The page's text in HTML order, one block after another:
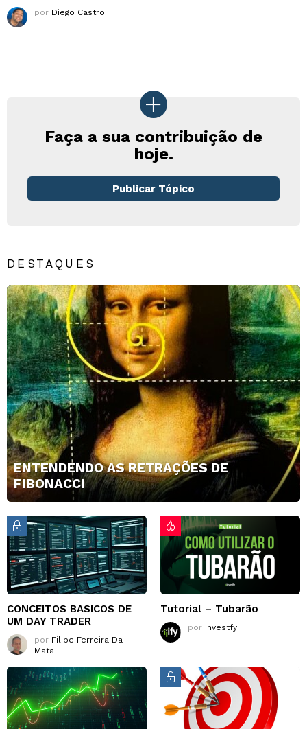
por Diego Castro
Faça a sua contribuição de
hoje.
Publicar Tópico
DESTAQUES
ENTENDENDO AS RETRAÇÕES DE
FIBONACCI
CONCEITOS BASICOS DE
UM DAY TRADER
por Filipe Ferreira Da
Mata
Tutorial – Tubarão
por Investfy